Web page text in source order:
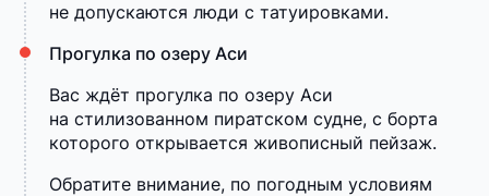
не допускаются люди с татуировками.
Прогулка по озеру Аси
Вас ждёт прогулка по озеру Аси
на стилизованном пиратском судне, с борта
которого открывается живописный пейзаж.
Обратите внимание, по погодным условиям